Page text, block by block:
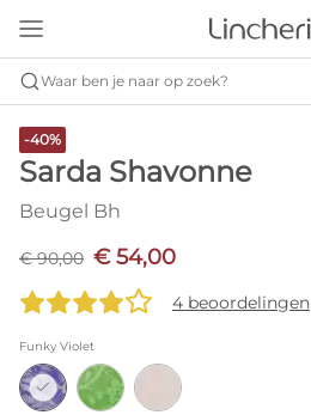
Waar ben je naar op zoek?
-40%
Sarda Shavonne
Beugel Bh
€ 90,00 € 54,00
4 beoordelingen
Funky Violet